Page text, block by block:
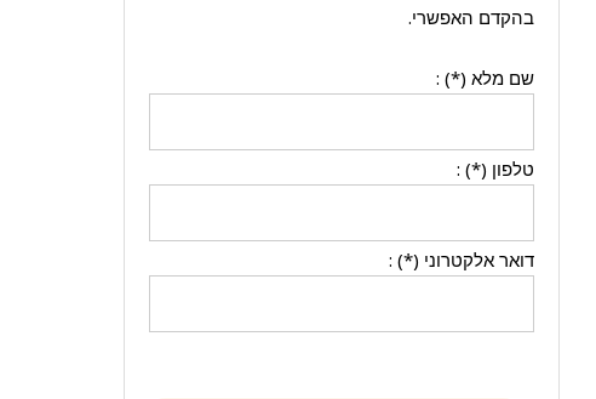
בהקדם האפשרי.
שם מלא (*) :
טלפון (*) :
דואר אלקטרוני (*) :